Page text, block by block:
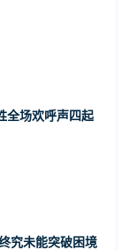
全场欢呼声四起
究未能突破困境